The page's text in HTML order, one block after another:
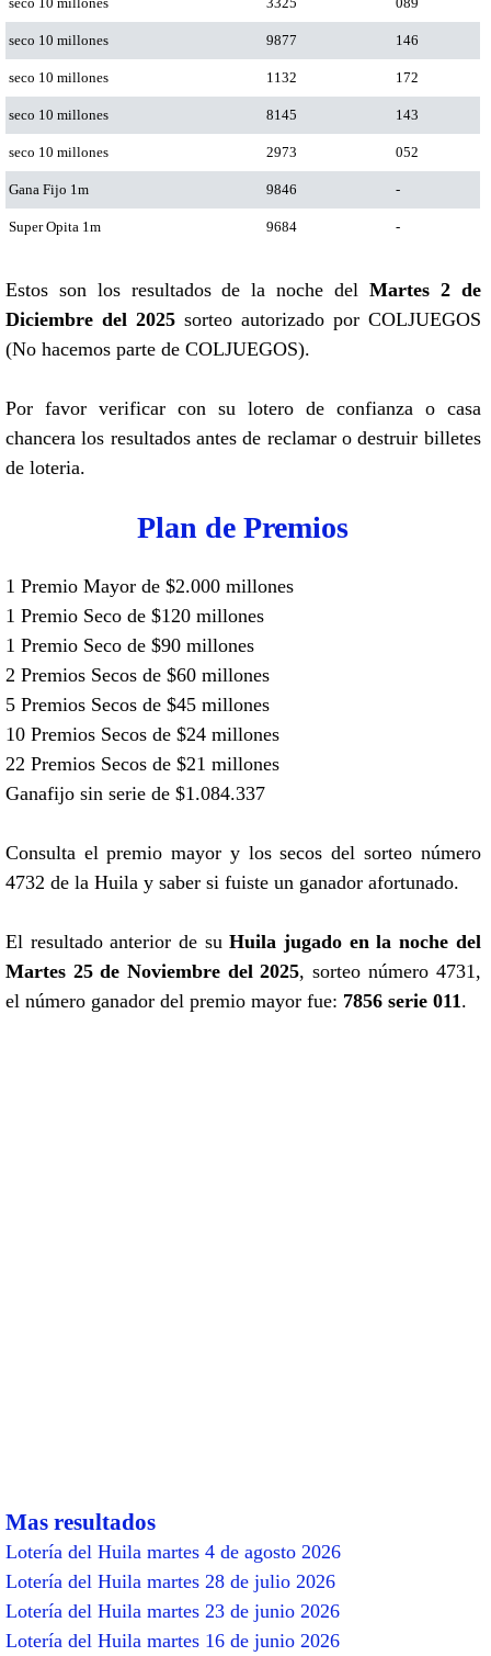
seco 10 millones 9877 146
seco 10 millones 1132 172
seco 10 millones 8145 143
seco 10 millones 2973 052
Gana Fijo 1m 9846 -
Super Opita 1m 9684 -
Estos son los resultados de la noche del Martes 2 de
Diciembre del 2025sorteo autorizado por COLJUEGOS
(No hacemos parte de COLJUEGOS).
Por favor verificar con su lotero de confianza o casa
chancera los resultados antes de reclamar o destruir billetes
de loteria.
Plan de Premios
1 Premio Mayor de $2.000 millones
1 Premio Seco de $120 millones
1 Premio Seco de $90 millones
2 Premios Secos de $60 millones
5 Premios Secos de $45 millones
10 Premios Secos de $24 millones
22 Premios Secos de $21 millones
Ganafijo sin serie de $1.084.337
Consulta el premio mayor y los secos del sorteo número
4732 de la Huila y saber si fuiste un ganador afortunado.
El resultado anterior de suHuila jugado en la noche del
Martes 25 de Noviembre del 2025, sorteo número 4731,
el número ganador del premio mayor fue: 7856 serie 011 .
Mas resultados
Lotería del Huila martes 4 de agosto 2026
Lotería del Huila martes 28 de julio 2026
Lotería del Huila martes 23 de junio 2026
Lotería del Huila martes 16 de junio 2026